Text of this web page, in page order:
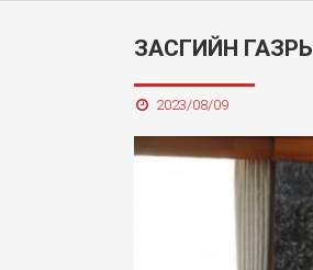
ЗАСГИЙН
2023/08/09